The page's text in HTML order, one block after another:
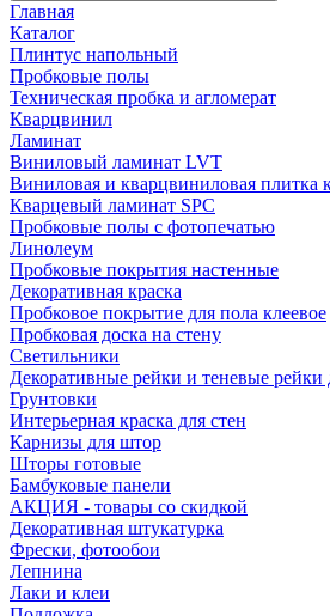
Главная
Каталог
Плинтус напольный
Пробковые полы
Техническая пробка и агломерат
Кварцвинил
Ламинат
Виниловый ламинат LVT
Виниловая и кварцвиниловая плитка
Кварцевый ламинат SPC
Пробковые полы с фотопечатью
Линолеум
Пробковые покрытия настенные
Декоративная краска
Пробковое покрытие для пола клеевое
Пробковая доска на стену
Светильники
Декоративные рейки и теневые рейки
Грунтовки
Интерьерная краска для стен
Карнизы для штор
Шторы готовые
Бамбуковые панели
АКЦИЯ - товары со скидкой
Декоративная штукатурка
Фрески, фотообои
Лепнина
Лаки и клеи